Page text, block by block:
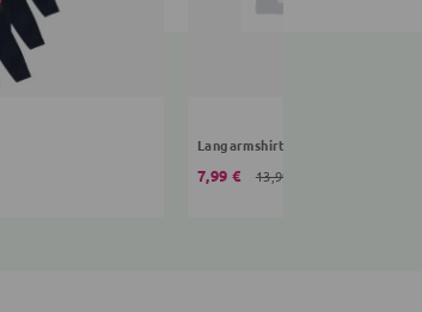
Langarmshirt Bing
7,99 € 13,99 €